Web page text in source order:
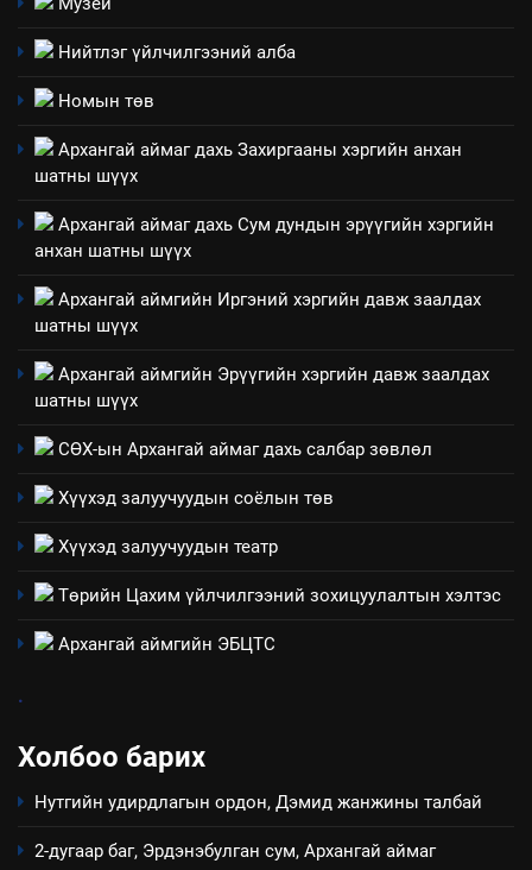
8
явуулж байгаа үйл ажиллагаа,
ашиглаж байгаа техник,
үзүүлэх буюу үзүүлж байгаа
1
долоо хоног-2025
2
“БИД ИРГЭДЭЭ СОНСОЖ,
БАЙГУУЛНА
ЗАР ТАЗ-ЫН САЛБАР ЗӨВЛӨЛ
ТАЗ-ЫН САЛБАР ЗӨВЛӨЛ
зөвлөлийн 2025 оны үйл
ажиллагааны жилийн
ТАЗ-ЫН САЛБАР ЗӨВЛӨЛ
Нийтлэг үйлчилгээний алба
Номын төв
Архангай аймаг дахь Захиргааны хэргийн анхан
шатны шүүх
Архангай аймаг дахь Сум дундын эрүүгийн хэргийн
анхан шатны шүүх
Архангай аймгийн Иргэний хэргийн давж заалдах
шатны шүүх
Архангай аймгийн Эрүүгийн хэргийн давж заалдах
шатны шүүх
СӨХ-ын Архангай аймаг дахь салбар зөвлөл
Хүүхэд залуучуудын соёлын төв
Хүүхэд залуучуудын театр
Төрийн Цахим үйлчилгээний зохицуулалтын хэлтэс
Архангай аймгийн ЭБЦТС
.
Холбоо барих
Нутгийн удирдлагын ордон, Дэмид жанжины талбай
2-дугаар баг, Эрдэнэбулган сум, Архангай аймаг